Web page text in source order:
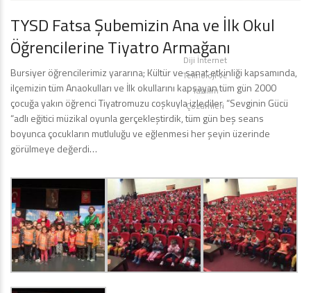
TYSD Fatsa Şubemizin Ana ve İlk Okul
Öğrencilerine Tiyatro Armağanı
Bursiyer öğrencilerimiz yararına; Kültür ve sanat etkinliği kapsamında,
ilçemizin tüm Anaokulları ve İlk okullarını kapsayan tüm gün 2000
çocuğa yakın öğrenci Tiyatromuzu coşkuyla izlediler, “Sevginin Gücü
“adlı eğitici müzikal oyunla gerçekleştirdik, tüm gün beş seans
boyunca çocukların mutluluğu ve eğlenmesi her şeyin üzerinde
görülmeye değerdi…
Diji İnternet
Teknoloji ve
Yazılım
Çözümleri